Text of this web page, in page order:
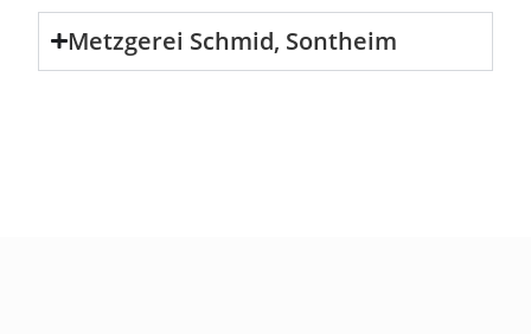
Metzgerei Schmid, Sontheim